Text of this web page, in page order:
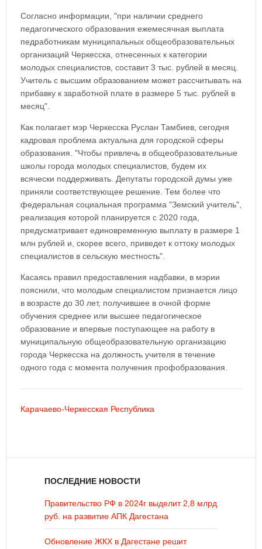
Согласно информации, "при наличии среднего
педагогического образования ежемесячная выплата
педработникам муниципальных общеобразовательных
организаций Черкесска, отнесенных к категории
молодых специалистов, составит 3 тыс. рублей в месяц.
Учитель с высшим образованием может рассчитывать на
прибавку к заработной плате в размере 5 тыс. рублей в
месяц".
Как полагает мэр Черкесска Руслан Тамбиев, сегодня
кадровая проблема актуальна для городской сферы
образования. "Чтобы привлечь в общеобразовательные
школы города молодых специалистов, будем их
всячески поддерживать. Депутаты городской думы уже
приняли соответствующее решение. Тем более что
федеральная социальная программа "Земский учитель",
реализация которой планируется с 2020 года,
предусматривает единовременную выплату в размере 1
млн рублей и, скорее всего, приведет к оттоку молодых
специалистов в сельскую местность".
Касаясь правил предоставления надбавки, в мэрии
пояснили, что молодым специалистом признается лицо
в возрасте до 30 лет, получившее в очной форме
обучения среднее или высшее педагогическое
образование и впервые поступающее на работу в
муниципальную общеобразовательную организацию
города Черкесска на должность учителя в течение
одного года с момента получения профобразования.
Карачаево-Черкесская Республика
ПОСЛЕДНИЕ НОВОСТИ
Правительство РФ в 2024г выделит 2,8 млрд
руб. на развитие АПК Дагестана
Обновление ЖКХ в Дагестане решит